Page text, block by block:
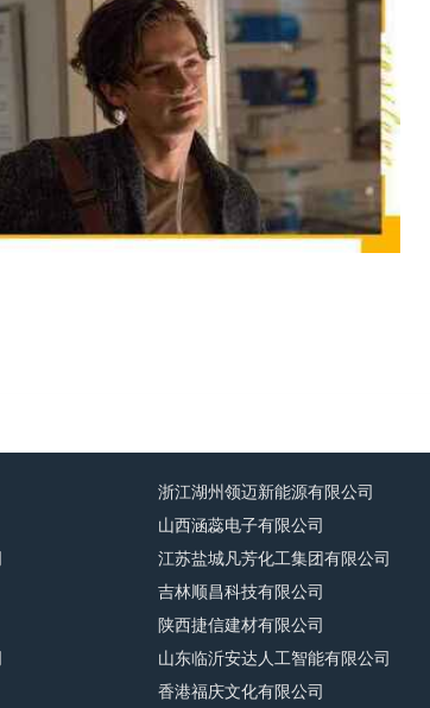
浙江湖州领迈新能源有限公司
山西涵蕊电子有限公司
江苏盐城凡芳化工集团有限公司
吉林顺昌科技有限公司
陕西捷信建材有限公司
山东临沂安达人工智能有限公司
香港福庆文化有限公司